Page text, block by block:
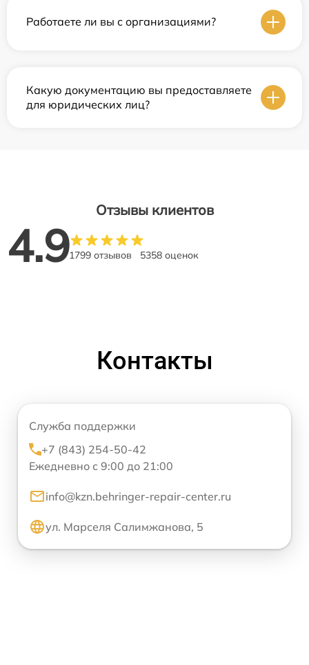
Работаете ли вы с организациями?
Какую документацию вы предоставляете
для юридических лиц?
Отзывы клиентов
4.91799 отзывов 5358 оценок
Контакты
Служба поддержки
+7 (843) 254-50-42
Ежедневно с 9:00 до 21:00
info@kzn.behringer-repair-center.ru
ул. Марселя Салимжанова, 5